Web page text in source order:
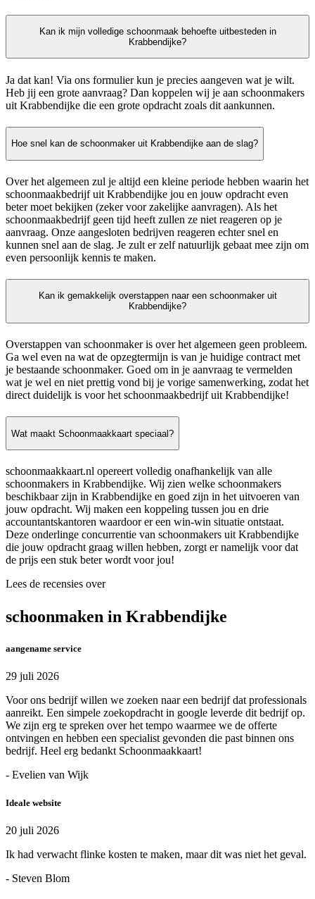
Kan ik mijn volledige schoonmaak behoefte uitbesteden in
Krabbendijke?
Ja dat kan! Via ons formulier kun je precies aangeven wat je wilt.
Heb jij een grote aanvraag? Dan koppelen wij je aan schoonmakers
uit Krabbendijke die een grote opdracht zoals dit aankunnen.
Hoe snel kan de schoonmaker uit Krabbendijke aan de slag?
Over het algemeen zul je altijd een kleine periode hebben waarin het
schoonmaakbedrijf uit Krabbendijke jou en jouw opdracht even
beter moet bekijken (zeker voor zakelijke aanvragen). Als het
schoonmaakbedrijf geen tijd heeft zullen ze niet reageren op je
aanvraag. Onze aangesloten bedrijven reageren echter snel en
kunnen snel aan de slag. Je zult er zelf natuurlijk gebaat mee zijn om
even persoonlijk kennis te maken.
Kan ik gemakkelijk overstappen naar een schoonmaker uit
Krabbendijke?
Overstappen van schoonmaker is over het algemeen geen probleem.
Ga wel even na wat de opzegtermijn is van je huidige contract met
je bestaande schoonmaker. Goed om in je aanvraag te vermelden
wat je wel en niet prettig vond bij je vorige samenwerking, zodat het
direct duidelijk is voor het schoonmaakbedrijf uit Krabbendijke!
Wat maakt Schoonmaakkaart speciaal?
schoonmaakkaart.nl opereert volledig onafhankelijk van alle
schoonmakers in Krabbendijke. Wij zien welke schoonmakers
beschikbaar zijn in Krabbendijke en goed zijn in het uitvoeren van
jouw opdracht. Wij maken een koppeling tussen jou en drie
accountantskantoren waardoor er een win-win situatie ontstaat.
Deze onderlinge concurrentie van schoonmakers uit Krabbendijke
die jouw opdracht graag willen hebben, zorgt er namelijk voor dat
de prijs een stuk beter wordt voor jou!
Lees de recensies over
schoonmaken in Krabbendijke
aangename service
29 juli 2026
Voor ons bedrijf willen we zoeken naar een bedrijf dat professionals
aanreikt. Een simpele zoekopdracht in google leverde dit bedrijf op.
We zijn erg te spreken over het tempo waarmee we de offerte
ontvingen en hebben een specialist gevonden die past binnen ons
bedrijf. Heel erg bedankt Schoonmaakkaart!
- Evelien van Wijk
Ideale website
20 juli 2026
Ik had verwacht flinke kosten te maken, maar dit was niet het geval.
- Steven Blom